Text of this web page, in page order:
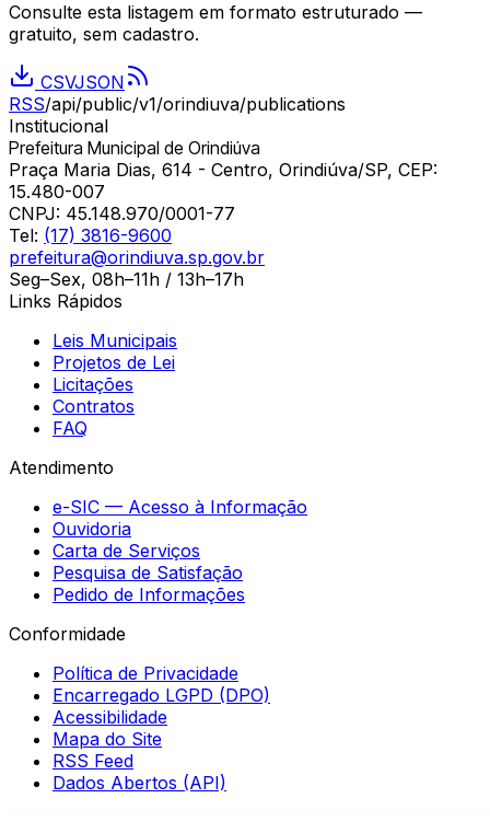
Consulte esta listagem em formato estruturado —
gratuito, sem cadastro.
CSVJSON
RSS/api/public/v1/orindiuva/publications
Institucional
Prefeitura Municipal de Orindiúva
Praça Maria Dias, 614 - Centro, Orindiúva/SP, CEP:
15.480-007
CNPJ: 45.148.970/0001-77
Tel: (17) 3816-9600
prefeitura@orindiuva.sp.gov.br
Seg–Sex, 08h–11h / 13h–17h
Links Rápidos
Leis Municipais
Projetos de Lei
Licitações
Contratos
FAQ
Atendimento
e-SIC — Acesso à Informação
Ouvidoria
Carta de Serviços
Pesquisa de Satisfação
Pedido de Informações
Conformidade
Política de Privacidade
Encarregado LGPD (DPO)
Acessibilidade
Mapa do Site
RSS Feed
Dados Abertos (API)